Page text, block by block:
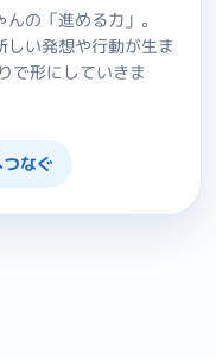
の「進める力」。
い発想や行動が生ま
で形にしていきま
なぐ